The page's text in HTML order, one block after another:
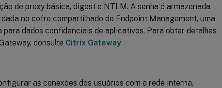
de proxy básica, digest e NTLM. A senha é armazenada
no cofre compartilhado do Endpoint Management, uma
para dados confidenciais de aplicativos. Para obter detalhes
consulte Citrix Gateway.
as conexões dos usuários com a rede interna.